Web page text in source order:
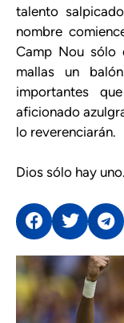
talento
nombre
Camp Nou sólo
mallas un
importantes
aficionado
lo reverenciarán.
Dios sólo hay uno.